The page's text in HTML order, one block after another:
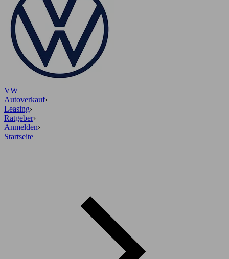
VW
Autoverkauf›
Leasing›
Ratgeber›
Anmelden›
Startseite